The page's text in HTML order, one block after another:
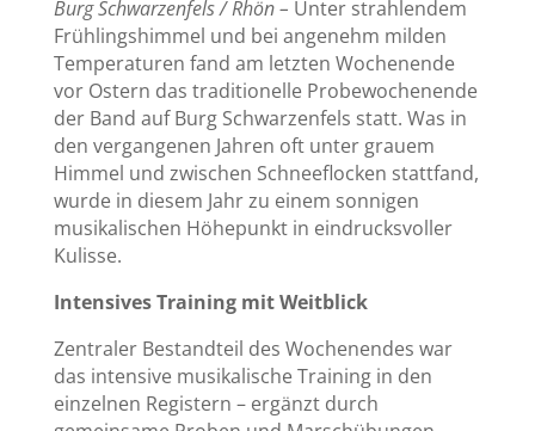
Burg Schwarzenfels / Rhön – Unter strahlendem
Frühlingshimmel und bei angenehm milden
Temperaturen fand am letzten Wochenende
vor Ostern das traditionelle Probewochenende
der Band auf Burg Schwarzenfels statt. Was in
den vergangenen Jahren oft unter grauem
Himmel und zwischen Schneeflocken stattfand,
wurde in diesem Jahr zu einem sonnigen
musikalischen Höhepunkt in eindrucksvoller
Kulisse.
Intensives Training mit Weitblick
Zentraler Bestandteil des Wochenendes war
das intensive musikalische Training in den
einzelnen Registern – ergänzt durch